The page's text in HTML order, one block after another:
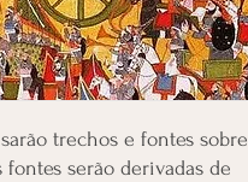
trechos e fontes sobre
serão derivadas de